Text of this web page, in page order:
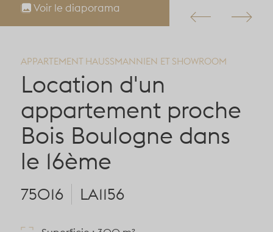
Voir le diaporama
APPARTEMENT HAUSSMANNIEN ET SHOWROOM
Location d'un
appartement proche
Bois Boulogne dans
le 16ème
75016 LA1156